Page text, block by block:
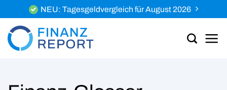
Inhalt
springen
NEU: Tagesgeldvergleich für August 2026